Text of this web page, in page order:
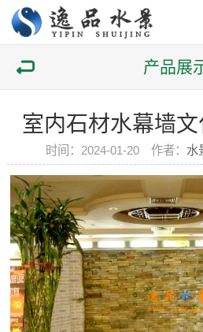
产品展
室内石材水幕墙
时间：2024-01-20 作者： 水